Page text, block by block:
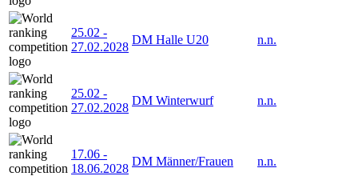
25.02 -
27.02.2028
DM Halle U20 n.n.
25.02 -
27.02.2028
DM Winterwurf n.n.
17.06 -
18.06.2028
DM Männer/Frauen n.n.